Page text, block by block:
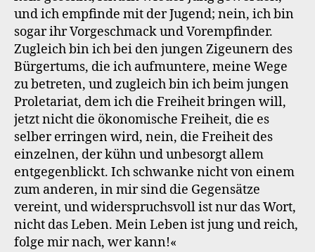
und ich empfinde mit der Jugend; nein, ich bin
sogar ihr Vorgeschmack und Vorempfinder.
Zugleich bin ich bei den jungen Zigeunern des
Bürgertums, die ich aufmuntere, meine Wege
zu betreten, und zugleich bin ich beim jungen
Proletariat, dem ich die Freiheit bringen will,
jetzt nicht die ökonomische Freiheit, die es
selber erringen wird, nein, die Freiheit des
einzelnen, der kühn und unbesorgt allem
entgegenblickt. Ich schwanke nicht von einem
zum anderen, in mir sind die Gegensätze
vereint, und widerspruchsvoll ist nur das Wort,
nicht das Leben. Mein Leben ist jung und reich,
folge mir nach, wer kann!«